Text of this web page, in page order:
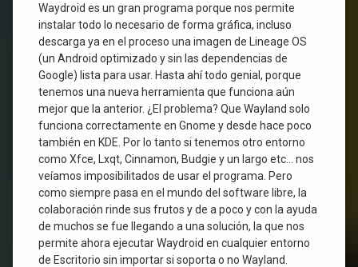
Waydroid es un gran programa porque nos permite
instalar todo lo necesario de forma gráfica, incluso
descarga ya en el proceso una imagen de Lineage OS
(un Android optimizado y sin las dependencias de
Google) lista para usar. Hasta ahí todo genial, porque
tenemos una nueva herramienta que funciona aún
mejor que la anterior. ¿El problema? Que Wayland solo
funciona correctamente en Gnome y desde hace poco
también en KDE. Por lo tanto si tenemos otro entorno
como Xfce, Lxqt, Cinnamon, Budgie y un largo etc… nos
veíamos imposibilitados de usar el programa. Pero
como siempre pasa en el mundo del software libre, la
colaboración rinde sus frutos y de a poco y con la ayuda
de muchos se fue llegando a una solución, la que nos
permite ahora ejecutar Waydroid en cualquier entorno
de Escritorio sin importar si soporta o no Wayland.